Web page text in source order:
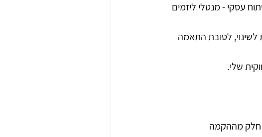
עסקי - מנטלי ליזמים
לשינוי, לטובת התאמה
שלי.
חלק מההקמה